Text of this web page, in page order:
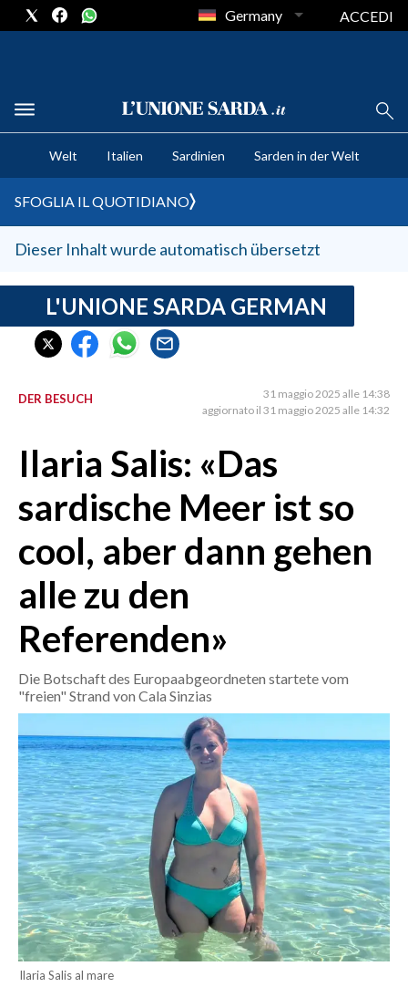
CRONACA SARDEGNA
CAGLIARI
SULCIS IGLESIENTE
MEDIO CAMPIDANO
SASSARI E PROVINCIA
GALLURA
NUORO E PROVINCIA
AGENDA
CRONACA
ITALIA
MONDO
POLITICA
ECONOMIA
SERVIZI ALLE IMPRESE
BANDI
SPORT IN SARDEGNA
SPORT
RISULTATI E CLASSIFICHE
CALCIO
CALCIO REGIONALE
BASKET
VOLLEY
MOTORI
TENNIS
Germany ACCEDI
Welt Italien Sardinien Sarden in der Welt
SFOGLIA IL QUOTIDIANO
Dieser Inhalt wurde automatisch übersetzt
L'UNIONE SARDA GERMAN
DER BESUCH
31 maggio 2025 alle 14:38
aggiornato il 31 maggio 2025 alle 14:32
Ilaria Salis: «Das
sardische Meer ist so
cool, aber dann gehen
alle zu den
Referenden»
Die Botschaft des Europaabgeordneten startete vom
"freien" Strand von Cala Sinzias
Ilaria Salis al mare